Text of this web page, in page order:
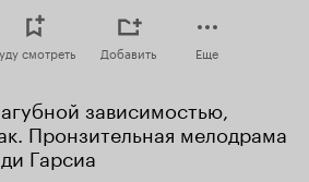
смотреть Добавить Еще
зависимостью,
Пронзительная мелодрама
Гарсиа